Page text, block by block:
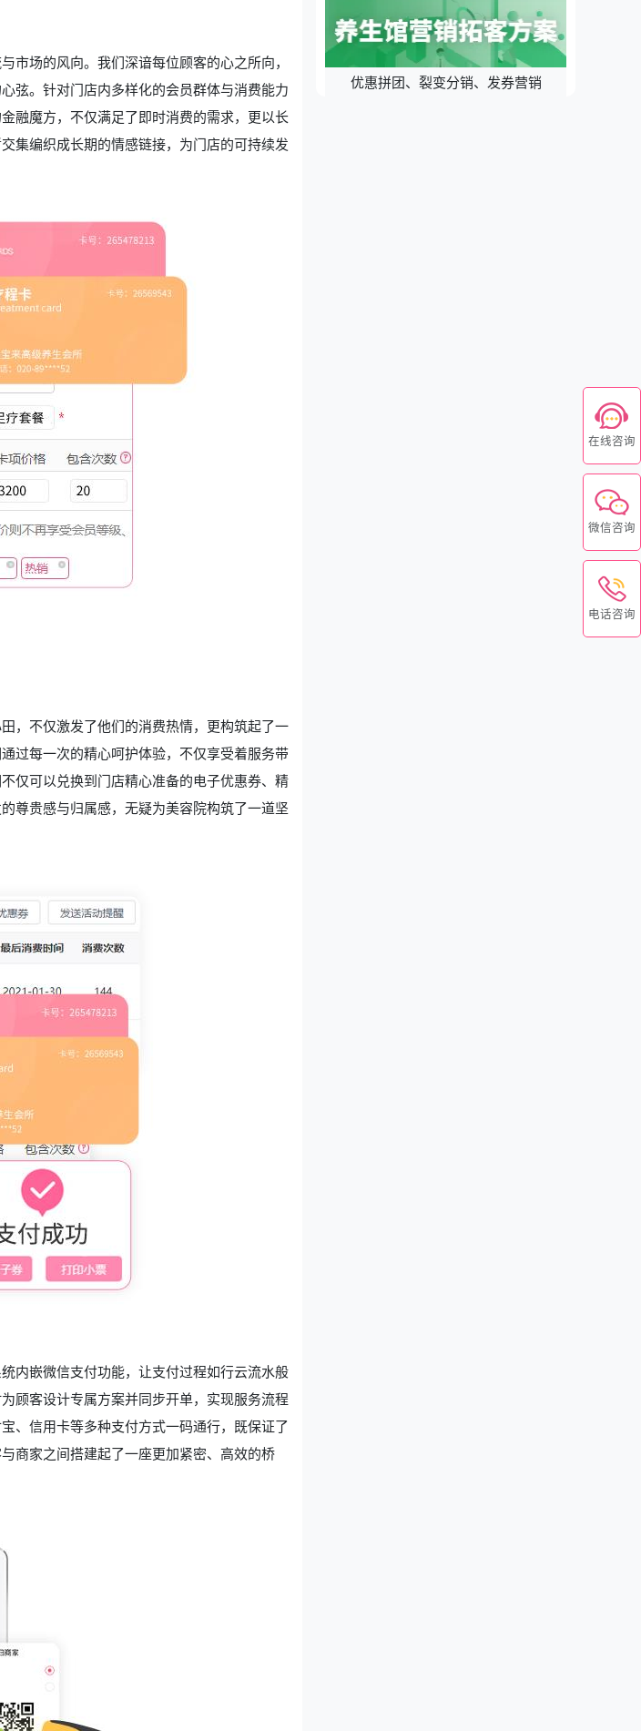
市场的风向。我们深谙每位顾客的心之所向，
弦。针对门店内多样化的会员群体与消费能力
融魔方，不仅满足了即时消费的需求，更以长
集编织成长期的情感链接，为门店的可持续发
，不仅激发了他们的消费热情，更构筑起了一
过每一次的精心呵护体验，不仅享受着服务带
仅可以兑换到门店精心准备的电子优惠券、精
尊贵感与归属感，无疑为美容院构筑了一道坚
内嵌微信支付功能，让支付过程如行云流水般
顾客设计专属方案并同步开单，实现服务流程
、信用卡等多种支付方式一码通行，既保证了
商家之间搭建起了一座更加紧密、高效的桥
优惠拼团、裂变分销、发券营销
在线咨询
微信咨询
电话咨询